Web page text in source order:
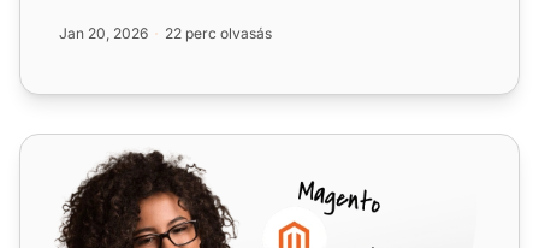
Jan 20, 2026 22 perc olvasás
TelefonBG